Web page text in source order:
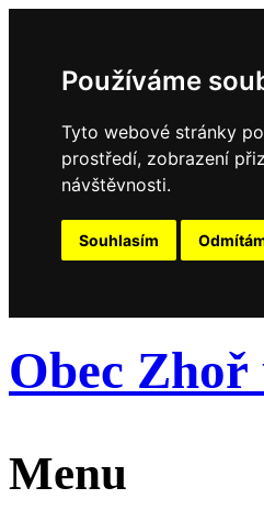
Používáme
Tyto webové stránky
prostředí, zobrazení
návštěvnosti.
Souhlasím
Obec
Menu